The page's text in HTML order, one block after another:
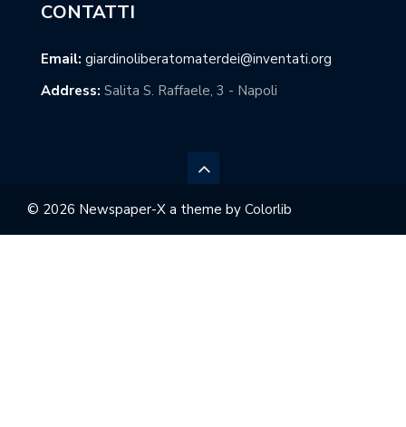
CONTATTI
Email: giardinoliberatomaterdei@inventati.org
Address: Salita S. Raffaele, 3 - Napoli
© 2026 Newspaper-X a theme by Colorlib